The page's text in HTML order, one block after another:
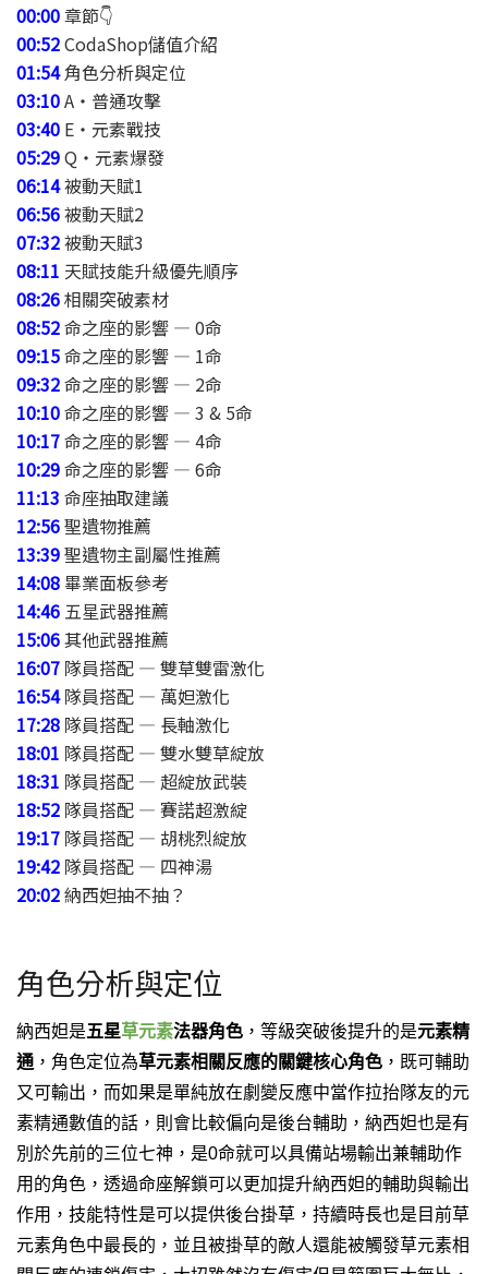
00:00章節👇
00:52CodaShop儲值介紹
01:54角色分析與定位
03:10A・普通攻擊
03:40 E・元素戰技
05:29Q・元素爆發
06:14被動天賦1
06:56被動天賦2
07:32被動天賦3
08:11 天賦技能升級優先順序
08:26相關突破素材
08:52命之座的影響 — 0命
09:15命之座的影響 — 1命
09:32命之座的影響 — 2命
10:10命之座的影響 — 3 & 5命
10:17命之座的影響 — 4命
10:29命之座的影響 — 6命
11:13 命座抽取建議
12:56聖遺物推薦
13:39聖遺物主副屬性推薦
14:08畢業面板參考
14:46 五星武器推薦
15:06其他武器推薦
16:07 隊員搭配 — 雙草雙雷激化
16:54隊員搭配 — 萬妲激化
17:28 隊員搭配 — 長軸激化
18:01 隊員搭配 — 雙水雙草綻放
18:31 隊員搭配 — 超綻放武裝
18:52 隊員搭配 — 賽諾超激綻
19:17 隊員搭配 — 胡桃烈綻放
19:42 隊員搭配 — 四神湯
20:02納西妲抽不抽？
角色分析與定位
納西妲是五星草元素法器角色 ，等級突破後提升的是元素精
通 ，角色定位為草元素相關反應的關鍵核心角色 ，既可輔助
又可輸出，而如果是單純放在劇變反應中當作拉抬隊友的元
素精通數值的話，則會比較偏向是後台輔助，納西妲也是有
別於先前的三位七神，是0命就可以具備站場輸出兼輔助作
用 的角色，透過命座解鎖可以更加提升納西妲的輔助與輸出
作用，技能特性是可以提供後台掛草，持續時長也是目前草
元素角色中最長的，並且被掛草的敵人還能被觸發草元素相